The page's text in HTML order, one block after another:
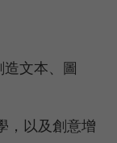
文本、圖
，以及創意增